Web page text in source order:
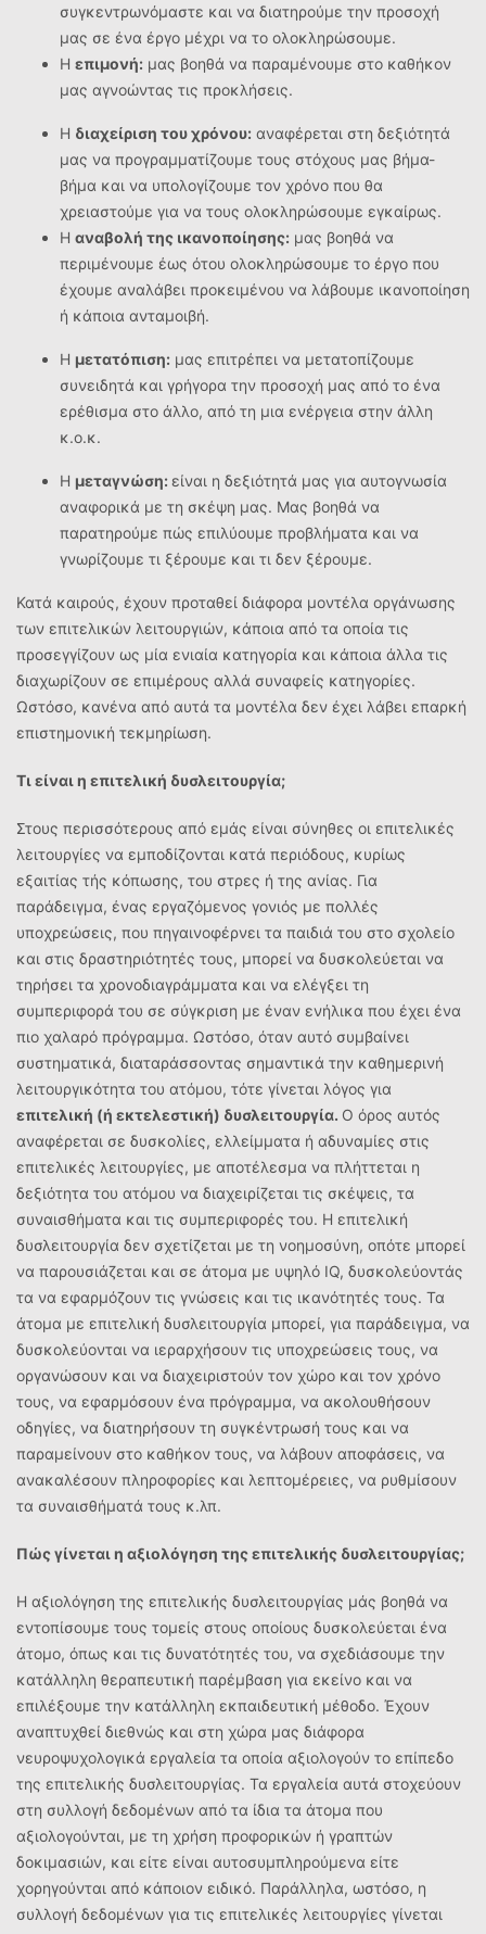
συγκεντρωνόμαστε και να διατηρούμε την προσοχή
μας σε ένα έργο μέχρι να το ολοκληρώσουμε.
Η επιμονή: μας βοηθά να παραμένουμε στο καθήκον
μας αγνοώντας τις προκλήσεις.
Η διαχείριση του χρόνου: αναφέρεται στη δεξιότητά
μας να προγραμματίζουμε τους στόχους μας βήμα-
βήμα και να υπολογίζουμε τον χρόνο που θα
χρειαστούμε για να τους ολοκληρώσουμε εγκαίρως.
Η αναβολή της ικανοποίησης: μας βοηθά να
περιμένουμε έως ότου ολοκληρώσουμε το έργο που
έχουμε αναλάβει προκειμένου να λάβουμε ικανοποίηση
ή κάποια ανταμοιβή.
Η μετατόπιση: μας επιτρέπει να μετατοπίζουμε
συνειδητά και γρήγορα την προσοχή μας από το ένα
ερέθισμα στο άλλο, από τη μια ενέργεια στην άλλη
κ.ο.κ.
Η μεταγνώση:είναι η δεξιότητά μας για αυτογνωσία
αναφορικά με τη σκέψη μας. Μας βοηθά να
παρατηρούμε πώς επιλύουμε προβλήματα και να
γνωρίζουμε τι ξέρουμε και τι δεν ξέρουμε.
Κατά καιρούς, έχουν προταθεί διάφορα μοντέλα οργάνωσης
των επιτελικών λειτουργιών, κάποια από τα οποία τις
προσεγγίζουν ως μία ενιαία κατηγορία και κάποια άλλα τις
διαχωρίζουν σε επιμέρους αλλά συναφείς κατηγορίες.
Ωστόσο, κανένα από αυτά τα μοντέλα δεν έχει λάβει επαρκή
επιστημονική τεκμηρίωση.
Τι είναι η επιτελική δυσλειτουργία;
Στους περισσότερους από εμάς είναι σύνηθες οι επιτελικές
λειτουργίες να εμποδίζονται κατά περιόδους, κυρίως
εξαιτίας τής κόπωσης, του στρες ή της ανίας. Για
παράδειγμα, ένας εργαζόμενος γονιός με πολλές
υποχρεώσεις, που πηγαινοφέρνει τα παιδιά του στο σχολείο
και στις δραστηριότητές τους, μπορεί να δυσκολεύεται να
τηρήσει τα χρονοδιαγράμματα και να ελέγξει τη
συμπεριφορά του σε σύγκριση με έναν ενήλικα που έχει ένα
πιο χαλαρό πρόγραμμα. Ωστόσο, όταν αυτό συμβαίνει
συστηματικά, διαταράσσοντας σημαντικά την καθημερινή
λειτουργικότητα του ατόμου, τότε γίνεται λόγος για
επιτελική (ή εκτελεστική) δυσλειτουργία. Ο όρος αυτός
αναφέρεται σε δυσκολίες, ελλείμματα ή αδυναμίες στις
επιτελικές λειτουργίες, με αποτέλεσμα να πλήττεται η
δεξιότητα του ατόμου να διαχειρίζεται τις σκέψεις, τα
συναισθήματα και τις συμπεριφορές του. Η επιτελική
δυσλειτουργία δεν σχετίζεται με τη νοημοσύνη, οπότε μπορεί
να παρουσιάζεται και σε άτομα με υψηλό IQ, δυσκολεύοντάς
τα να εφαρμόζουν τις γνώσεις και τις ικανότητές τους. Τα
άτομα με επιτελική δυσλειτουργία μπορεί, για παράδειγμα, να
δυσκολεύονται να ιεραρχήσουν τις υποχρεώσεις τους, να
οργανώσουν και να διαχειριστούν τον χώρο και τον χρόνο
τους, να εφαρμόσουν ένα πρόγραμμα, να ακολουθήσουν
οδηγίες, να διατηρήσουν τη συγκέντρωσή τους και να
παραμείνουν στο καθήκον τους, να λάβουν αποφάσεις, να
ανακαλέσουν πληροφορίες και λεπτομέρειες, να ρυθμίσουν
τα συναισθήματά τους κ.λπ.
Πώς γίνεται η αξιολόγηση της επιτελικής δυσλειτουργίας;
Η αξιολόγηση της επιτελικής δυσλειτουργίας μάς βοηθά να
εντοπίσουμε τους τομείς στους οποίους δυσκολεύεται ένα
άτομο, όπως και τις δυνατότητές του, να σχεδιάσουμε την
κατάλληλη θεραπευτική παρέμβαση για εκείνο και να
επιλέξουμε την κατάλληλη εκπαιδευτική μέθοδο. Έχουν
αναπτυχθεί διεθνώς και στη χώρα μας διάφορα
νευροψυχολογικά εργαλεία τα οποία αξιολογούν το επίπεδο
της επιτελικής δυσλειτουργίας. Τα εργαλεία αυτά στοχεύουν
στη συλλογή δεδομένων από τα ίδια τα άτομα που
αξιολογούνται, με τη χρήση προφορικών ή γραπτών
δοκιμασιών, και είτε είναι αυτοσυμπληρούμενα είτε
χορηγούνται από κάποιον ειδικό. Παράλληλα, ωστόσο, η
συλλογή δεδομένων για τις επιτελικές λειτουργίες γίνεται